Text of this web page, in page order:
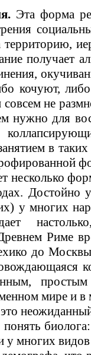
Эта форма
территорию,
получает
кочуют,
не
нужно для
в таких
несколько
Достойно
у многих
Риме
до
мире и
у многих